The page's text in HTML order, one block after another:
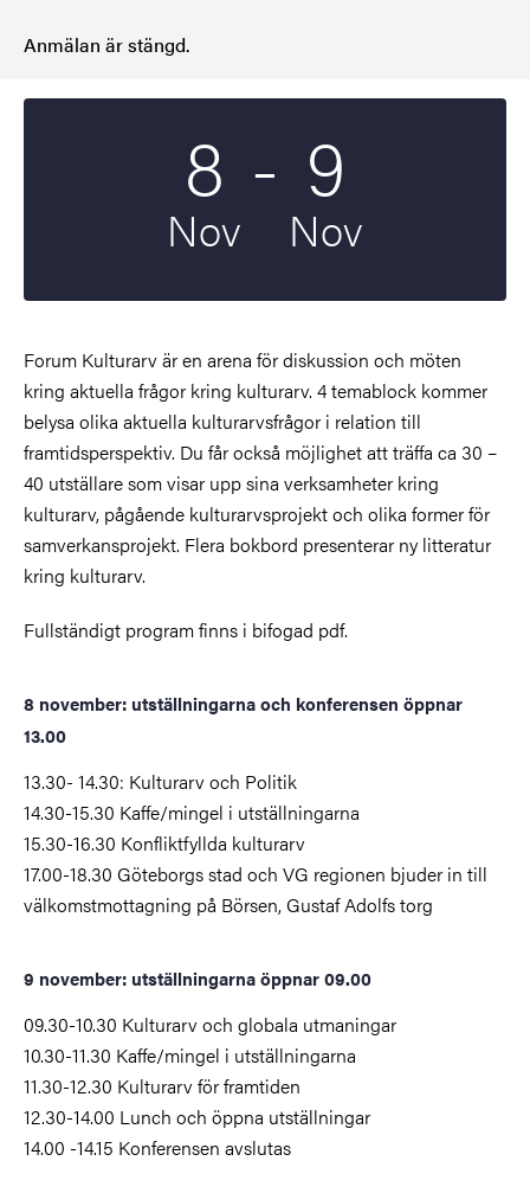
Anmälan är stängd.
8
Nov
Till
- 9
Nov
Forum Kulturarv är en arena för diskussion och möten
kring aktuella frågor kring kulturarv. 4 temablock kommer
belysa olika aktuella kulturarvsfrågor i relation till
framtidsperspektiv. Du får också möjlighet att träffa ca 30 –
40 utställare som visar upp sina verksamheter kring
kulturarv, pågående kulturarvsprojekt och olika former för
samverkansprojekt. Flera bokbord presenterar ny litteratur
kring kulturarv.
Fullständigt program finns i bifogad pdf.
8 november: utställningarna och konferensen öppnar
13.00
13.30- 14.30: Kulturarv och Politik
14.30-15.30 Kaffe/mingel i utställningarna
15.30-16.30 Konfliktfyllda kulturarv
17.00-18.30 Göteborgs stad och VG regionen bjuder in till
välkomstmottagning på Börsen, Gustaf Adolfs torg
9 november: utställningarna öppnar 09.00
09.30-10.30 Kulturarv och globala utmaningar
10.30-11.30 Kaffe/mingel i utställningarna
11.30-12.30 Kulturarv för framtiden
12.30-14.00 Lunch och öppna utställningar
14.00 -14.15 Konferensen avslutas